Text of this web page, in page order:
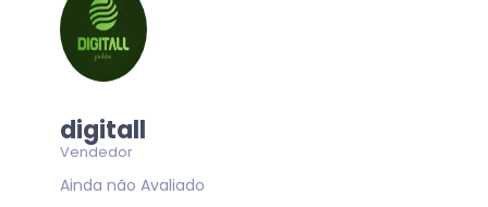
digitall
Vendedor
Ainda não Avaliado